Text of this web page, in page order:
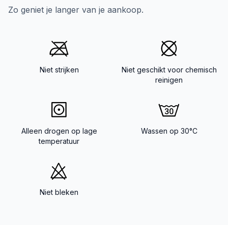
Zo geniet je langer van je aankoop.
Niet strijken
Niet geschikt voor chemisch
reinigen
Alleen drogen op lage
temperatuur
Wassen op 30°C
Niet bleken